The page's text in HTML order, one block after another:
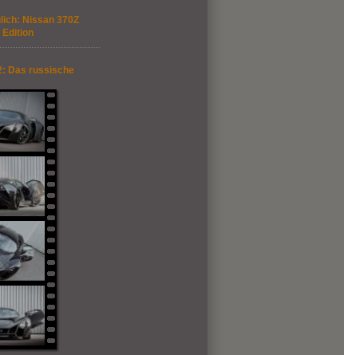
Nissan 370Z
Edition
Das russische